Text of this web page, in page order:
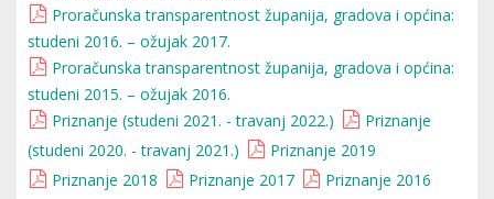
Proračunska transparentnost županija, gradova i općina:
studeni 2016. – ožujak 2017.
Proračunska transparentnost županija, gradova i općina:
studeni 2015. – ožujak 2016.
Priznanje (studeni 2021. - travanj 2022.)
Priznanje
(studeni 2020. - travanj 2021.)
Priznanje 2019
Priznanje 2018
Priznanje 2017 Priznanje 2016